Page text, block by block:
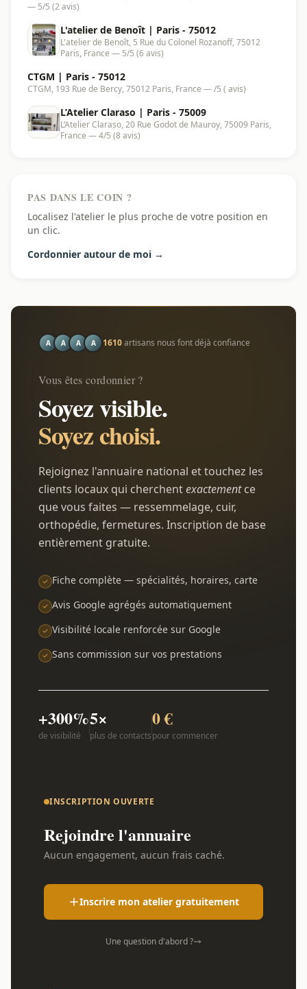
— 5/5 (2 avis)
L'atelier de Benoît | Paris - 75012
L'atelier de Benoît, 5 Rue du Colonel Rozanoff, 75012
Paris, France — 5/5 (6 avis)
CTGM | Paris - 75012
CTGM, 193 Rue de Bercy, 75012 Paris, France — /5 ( avis)
L’Atelier Claraso | Paris - 75009
L’Atelier Claraso, 20 Rue Godot de Mauroy, 75009 Paris,
France — 4/5 (8 avis)
PAS DANS LE COIN ?
Localisez l'atelier le plus proche de votre position en
un clic.
Cordonnier autour de moi →
A A A A 1610artisans nous font déjà confiance
Vous êtes cordonnier ?
Soyez visible.
Soyez choisi.
Rejoignez l'annuaire national et touchez les
clients locaux qui cherchentexactementce
que vous faites — ressemmelage, cuir,
orthopédie, fermetures. Inscription de base
entièrement gratuite.
Fiche complète — spécialités, horaires, carte
Avis Google agrégés automatiquement
Visibilité locale renforcée sur Google
Sans commission sur vos prestations
+300%
de visibilité
5×
plus de contacts
0 €
pour commencer
INSCRIPTION OUVERTE
Rejoindre l'annuaire
Aucun engagement, aucun frais caché.
Inscrire mon atelier gratuitement
Une question d'abord ?